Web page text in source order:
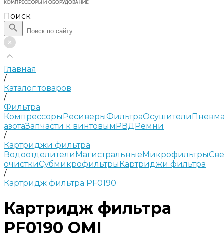
Поиск
Главная
/
Каталог товаров
/
Фильтра
КомпрессорыРесиверыФильтраОсушители
азотаЗапчасти к винтовымРВДРемни
/
Картриджи фильтра
ВодоотделителиМагистральныеМикрофильтры
очисткиСубмикрофильтрыКартриджи фильтра
/
Картридж фильтра PF0190
Картридж фильтра
PF0190 OMI